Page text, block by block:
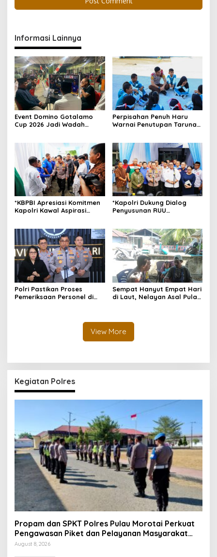
Informasi Lainnya
Event Domino Gotalamo
Cup 2026 Jadi Wadah
Morotai
Perpisahan Penuh Haru
Warnai Penutupan Taruna
*KBPBI Apresiasi Komitmen
Kapolri Kawal Aspirasi
*Kapolri Dukung Dialog
Penyusunan RUU
Polri Pastikan Proses
Pemeriksaan Personel di
Sempat Hanyut Empat Hari
di Laut, Nelayan Asal Pulau
View More
Kegiatan Polres
Propam dan SPKT Polres Pulau Morotai Perkuat
Pengawasan Piket dan Pelayanan Masyarakat
Selama 1×24 Jam
August 8, 2026